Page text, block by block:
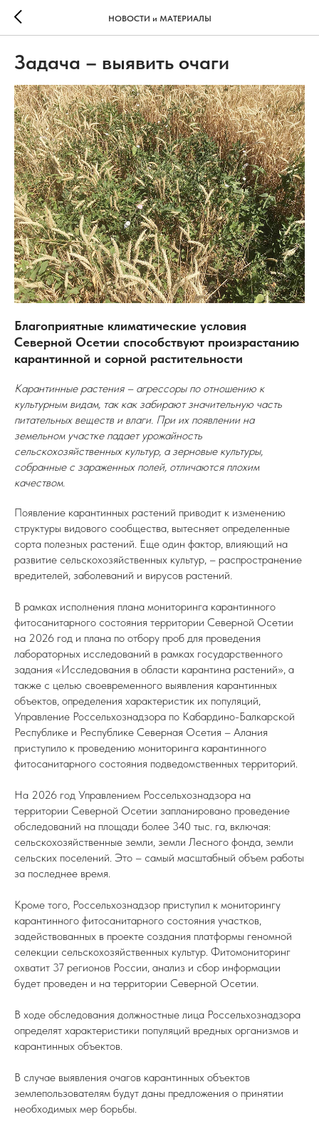
НОВОСТИ и МАТЕРИАЛЫ
Задача – выявить очаги
Благоприятные климатические условия
Северной Осетии способствуют произрастанию
карантинной и сорной растительности
Карантинные растения – агрессоры по отношению к
культурным видам, так как забирают значительную часть
питательных веществ и влаги. При их появлении на
земельном участке падает урожайность
сельскохозяйственных культур, а зерновые культуры,
собранные с зараженных полей, отличаются плохим
качеством.
Появление карантинных растений приводит к изменению
структуры видового сообщества, вытесняет определенные
сорта полезных растений. Еще один фактор, влияющий на
развитие сельскохозяйственных культур, – распространение
вредителей, заболеваний и вирусов растений.
В рамках исполнения плана мониторинга карантинного
фитосанитарного состояния территории Северной Осетии
на 2026 год и плана по отбору проб для проведения
лабораторных исследований в рамках государственного
задания «Исследования в области карантина растений», а
также с целью своевременного выявления карантинных
объектов, определения характеристик их популяций,
Управление Россельхознадзора по Кабардино-Балкарской
Республике и Республике Северная Осетия – Алания
приступило к проведению мониторинга карантинного
фитосанитарного состояния подведомственных территорий.
На 2026 год Управлением Россельхознадзора на
территории Северной Осетии запланировано проведение
обследований на площади более 340 тыс. га, включая:
сельскохозяйственные земли, земли Лесного фонда, земли
сельских поселений. Это – самый масштабный объем работы
за последнее время.
Кроме того, Россельхознадзор приступил к мониторингу
карантинного фитосанитарного состояния участков,
задействованных в проекте создания платформы геномной
селекции сельскохозяйственных культур. Фитомониторинг
охватит 37 регионов России, анализ и сбор информации
будет проведен и на территории Северной Осетии.
В ходе обследования должностные лица Россельхознадзора
определят характеристики популяций вредных организмов и
карантинных объектов.
В случае выявления очагов карантинных объектов
землепользователям будут даны предложения о принятии
необходимых мер борьбы.